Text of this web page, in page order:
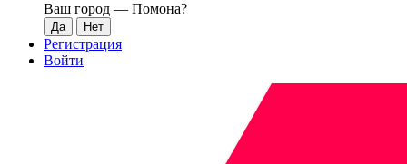
Ваш город — Помона?
Регистрация
Войти